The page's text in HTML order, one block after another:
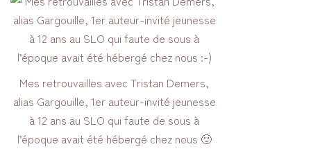
Mes retrouvailles avec Tristan Demers,
alias Gargouille, 1er auteur-invité jeunesse
à 12 ans au SLO qui faute de sous à
l’époque avait été hébergé chez nous 🙂